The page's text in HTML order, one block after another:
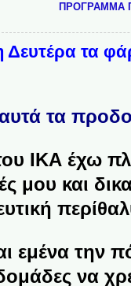
ΠΡΟΓΡΑΜΜΑ
τα
τα
ΙΚΑ έχω
μου και
εμένα την
να